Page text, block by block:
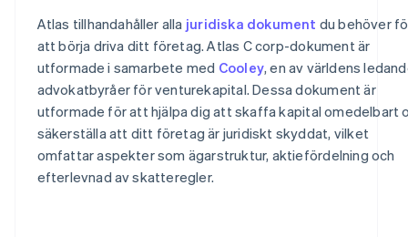
Atlas tillhandahåller alla juridiska dokument du behöver
att börja driva ditt företag. Atlas C corp-dokument är
utformade i samarbete med Cooley, en av världens
advokatbyråer för venturekapital. Dessa dokument är
utformade för att hjälpa dig att skaffa kapital omedelbart
säkerställa att ditt företag är juridiskt skyddat, vilket
omfattar aspekter som ägarstruktur, aktiefördelning och
efterlevnad av skatteregler.